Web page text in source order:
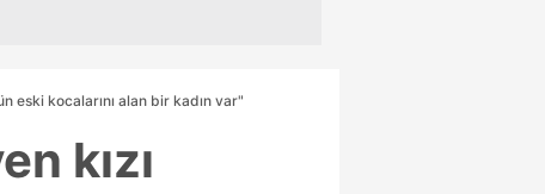
eski kocalarını alan bir kadın var"
kızı